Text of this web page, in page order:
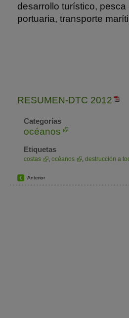
desarrollo turístico,
portuaria, transporte
RESUMEN-DTC 2012
Categorías
océanos
Etiquetas
costas , océanos , destrucción a
Anterior